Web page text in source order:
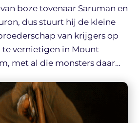
boze tovenaar Saruman en
dus stuurt hij de kleine
van krijgers op
te vernietigen in Mount
met al die monsters daar…